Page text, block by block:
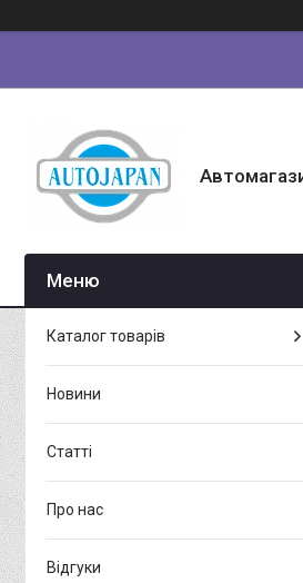
Каталог товарів
Новини
Статті
Про нас
Відгуки